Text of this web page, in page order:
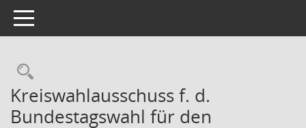
Toggle navigation
Rechercheauswahl
Kreiswahlausschuss f. d.
Bundestagswahl für den